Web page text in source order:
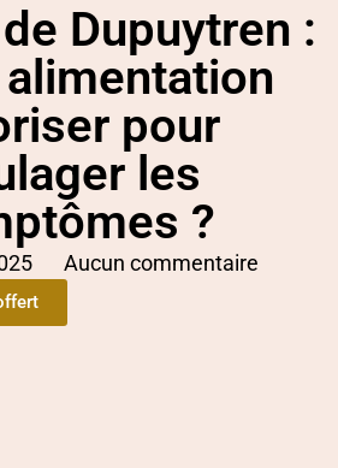
Dupuytren :
pour
les
?
Aucun commentaire